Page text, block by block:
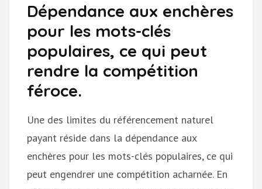
Dépendance aux enchères
pour les mots-clés
populaires, ce qui peut
rendre la compétition
féroce.
Une des limites du référencement naturel
payant réside dans la dépendance aux
enchères pour les mots-clés populaires, ce qui
peut engendrer une compétition acharnée. En